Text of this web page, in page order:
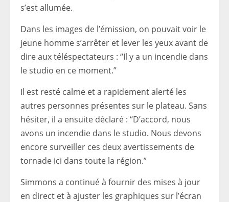
s’est allumée.
Dans les images de l’émission, on pouvait voir le
jeune homme s’arrêter et lever les yeux avant de
dire aux téléspectateurs : “Il y a un incendie dans
le studio en ce moment.”
Il est resté calme et a rapidement alerté les
autres personnes présentes sur le plateau. Sans
hésiter, il a ensuite déclaré : “D’accord, nous
avons un incendie dans le studio. Nous devons
encore surveiller ces deux avertissements de
tornade ici dans toute la région.”
Simmons a continué à fournir des mises à jour
en direct et à ajuster les graphiques sur l’écran